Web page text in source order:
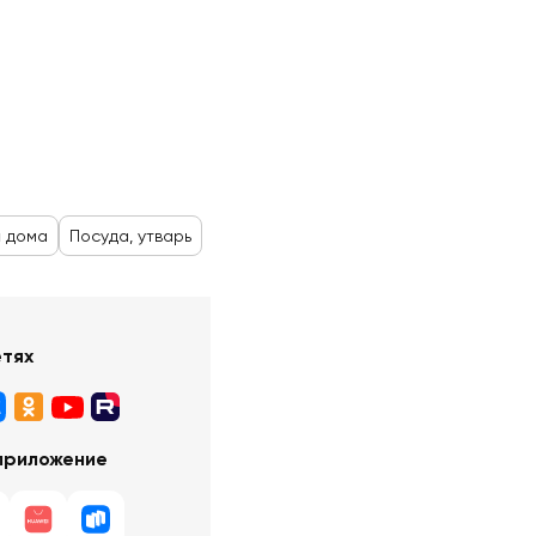
дома Посуда, утварь